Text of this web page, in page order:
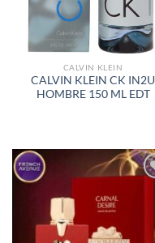
CALVIN KLEIN
CALVIN KLEIN CK IN2U
HOMBRE 150 ML EDT